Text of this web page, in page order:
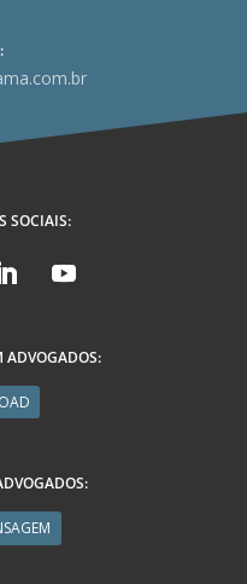
SOCIAIS:
ADVOGADOS: